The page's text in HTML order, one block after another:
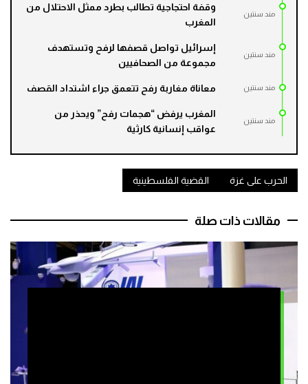
مند سنتين
وقفة احتجاجية تطالب بطرد ممثل الاحتلال من
المغرب
مند سنتين
إسرائيل تواصل قصفها لرفح وتستهدف
مجموعة من الصحافيين
مند سنتين معاناة مغاربة رفح تتعمق جراء اشتداد القصف
مند سنتين
المغرب يرفض “هجمات رفح” ويحذر من
عواقب إنسانية كارثية
الحرب على غزة القضية الفلسطينية
مقالات ذات صلة